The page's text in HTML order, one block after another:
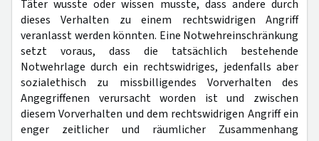
Täter wusste oder wissen musste, dass andere durch
dieses Verhalten zu einem rechtswidrigen Angriff
veranlasst werden könnten. Eine Notwehreinschränkung
setzt voraus, dass die tatsächlich bestehende
Notwehrlage durch ein rechtswidriges, jedenfalls aber
sozialethisch zu missbilligendes Vorverhalten des
Angegriffenen verursacht worden ist und zwischen
diesem Vorverhalten und dem rechtswidrigen Angriff ein
enger zeitlicher und räumlicher Zusammenhang